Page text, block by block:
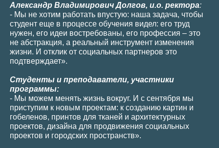
Александр Владимирович Долгов, и.о. ректора:
- Мы не хотим работать впустую: наша задача, чтобы
студент еще в процессе обучения видел: его труд
нужен, его идеи востребованы, его профессия – это
не абстракция, а реальный инструмент изменения
жизни. И отклик от социальных партнеров это
подтверждает».
Студенты и преподаватели, участники
программы:
- Мы можем менять жизнь вокруг. И с сентября мы
приступим к новым проектам: к созданию картин и
гобеленов, принтов для тканей и архитектурных
проектов, дизайна для продвижения социальных
проектов и городских пространств».